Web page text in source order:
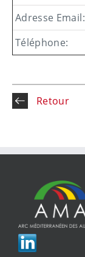
Adresse Email:
Téléphone:
Retour